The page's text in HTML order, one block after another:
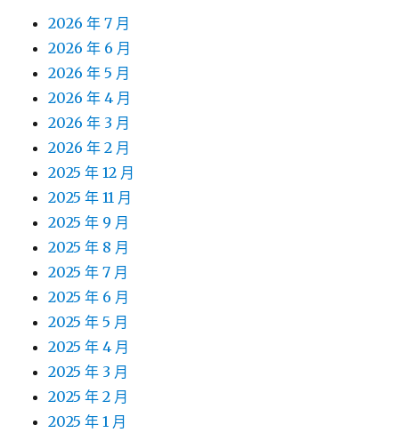
2026 年 7 月
2026 年 6 月
2026 年 5 月
2026 年 4 月
2026 年 3 月
2026 年 2 月
2025 年 12 月
2025 年 11 月
2025 年 9 月
2025 年 8 月
2025 年 7 月
2025 年 6 月
2025 年 5 月
2025 年 4 月
2025 年 3 月
2025 年 2 月
2025 年 1 月